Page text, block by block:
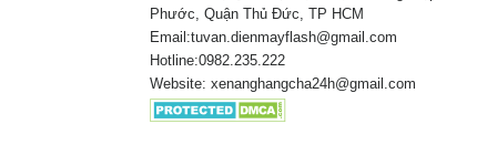
Phước, Quận Thủ Đức, TP HCM
Email:tuvan.dienmayflash@gmail.com
Hotline:0982.235.222
Website: xenanghangcha24h@gmail.com